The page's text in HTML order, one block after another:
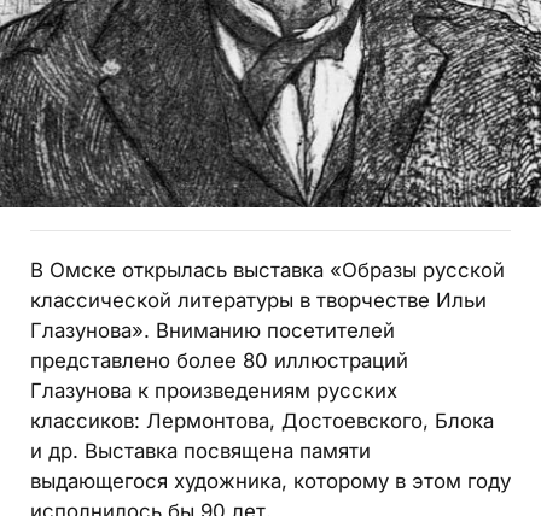
В Омске открылась выставка «Образы русской
классической литературы в творчестве Ильи
Глазунова». Вниманию посетителей
представлено более 80 иллюстраций
Глазунова к произведениям русских
классиков: Лермонтова, Достоевского, Блока
и др. Выставка посвящена памяти
выдающегося художника, которому в этом году